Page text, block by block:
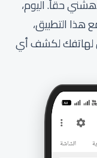
داخل هاتفي الأوبو رينو 14 أدهشني حقاً. اليوم،
هذا التطبيق،
لهاتفك لكشف أي